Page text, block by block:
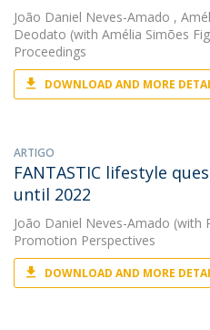
João Daniel Neves-Amado ,
Deodato (with Amélia Simões
Proceedings
DOWNLOAD AND MORE
ARTIGO
FANTASTIC lifestyle
until 2022
João Daniel Neves-Amado (with
Promotion Perspectives
DOWNLOAD AND MORE